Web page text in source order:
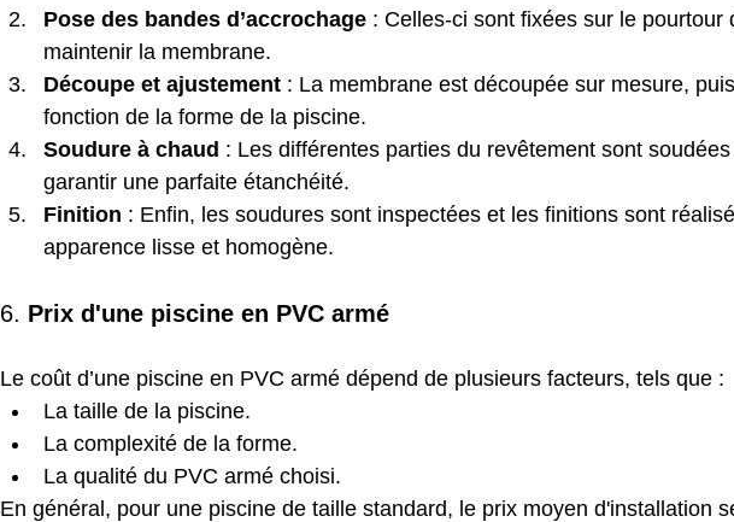
Pose des bandes d’accrochage : Celles-ci sont fixées sur le pourtour
maintenir la membrane.
Découpe et ajustement : La membrane est découpée sur mesure,
fonction de la forme de la piscine.
Soudure à chaud : Les différentes parties du revêtement sont
garantir une parfaite étanchéité.
Finition : Enfin, les soudures sont inspectées et les finitions sont
apparence lisse et homogène.
6. Prix d'une piscine en PVC armé
Le coût d’une piscine en PVC armé dépend de plusieurs facteurs, tels que :
La taille de la piscine.
La complexité de la forme.
La qualité du PVC armé choisi.
En général, pour une piscine de taille standard, le prix moyen d'installation